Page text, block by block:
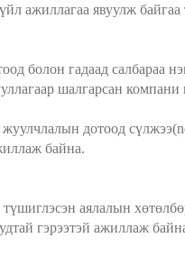
ажиллагаа явуулж
болон гадаад салбараа
шалгарсан
дотоод
байна.
аялалын
гэрээтэй ажиллаж